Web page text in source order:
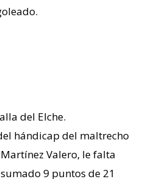
del Elche.
hándicap del maltrecho
Valero, le falta
9 puntos de 21